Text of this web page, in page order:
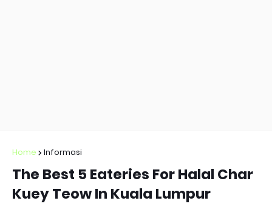
Home Informasi
The Best 5 Eateries For Halal Char
Kuey Teow In Kuala Lumpur